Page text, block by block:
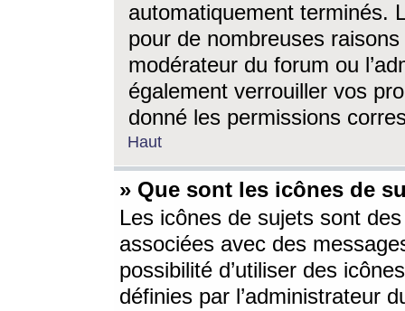
automatiquement terminés.
pour de nombreuses
modérateur du forum ou
également verrouiller vos
donné les permissions
Haut
» Que sont les icônes de
Les icônes de sujets sont
associées avec des
possibilité d’utiliser des
définies par l’administrateur